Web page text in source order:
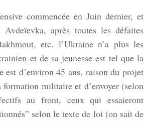
commencée en Juin dernier, et
après toutes les défaites
etc. l’Ukraine n’a plus les
et de sa jeunesse est tel que la
est d’environ 45 ans, raison du projet
militaire et d’envoyer (selon
au front, ceux qui essaieront
selon le texte de loi (on sait de